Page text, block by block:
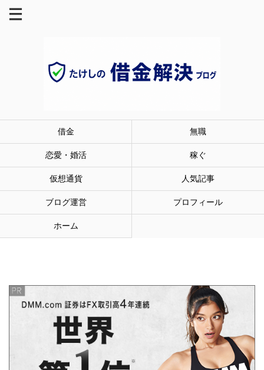
借金 無職
恋愛・婚活 稼ぐ
仮想通貨 人気記事
ブログ運営 プロフィール
ホーム